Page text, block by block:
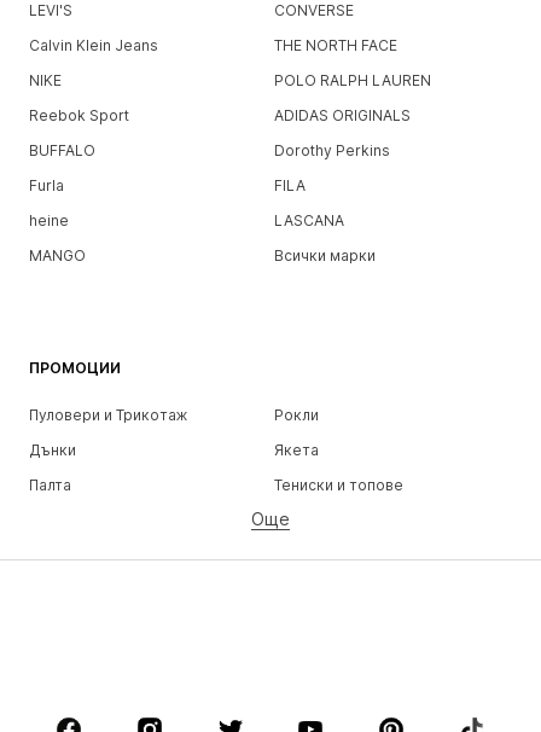
LEVI'S
CONVERSE
Calvin Klein Jeans
THE NORTH FACE
NIKE
POLO RALPH LAUREN
Reebok Sport
ADIDAS ORIGINALS
BUFFALO
Dorothy Perkins
Furla
FILA
heine
LASCANA
MANGO
Всички марки
ПРОМОЦИИ
Пуловери и Трикотаж
Рокли
Дънки
Якета
Палта
Тениски и топове
Бельо
Поли
Блузи и туники
Още